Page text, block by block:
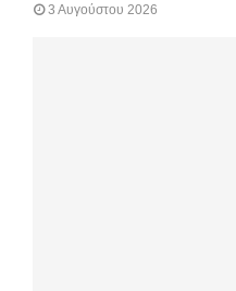
3 Αυγούστου 2026